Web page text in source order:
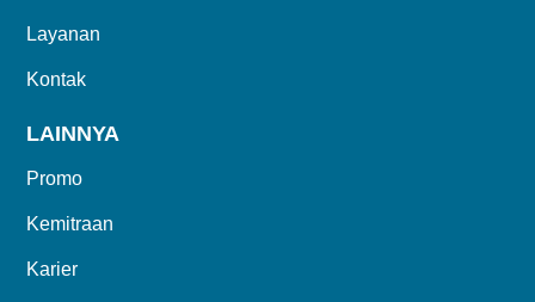
Layanan
Kontak
LAINNYA
Promo
Kemitraan
Karier